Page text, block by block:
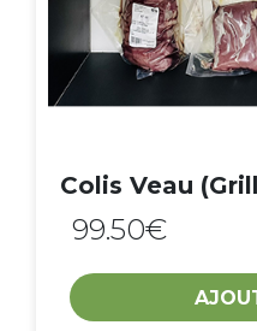
Colis Veau
99.50€